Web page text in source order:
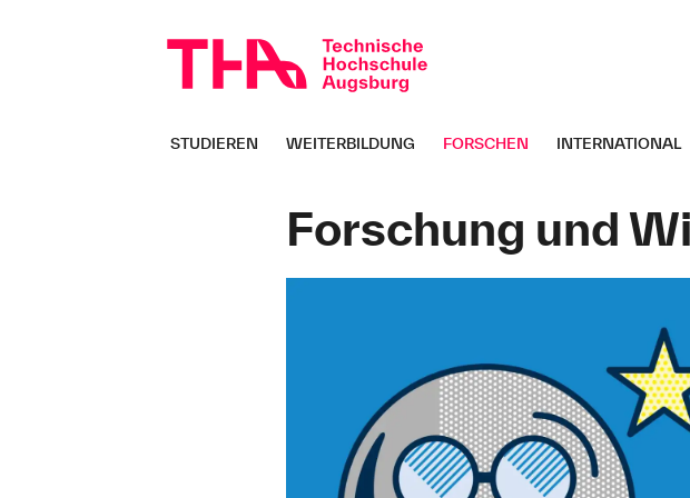
überspringen
STUDIEREN WEITERBILDUNG FORSCHEN INTERNATIONAL
Forschung und